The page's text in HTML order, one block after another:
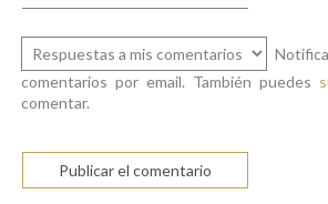
comentarios por email. También puedes
comentar.